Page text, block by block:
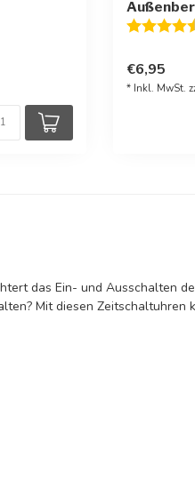
Bewertung:
€6,95
* Inkl. MwSt.
das Ein- und Ausschalten
Mit diesen Zeitschaltuhren